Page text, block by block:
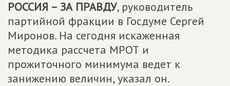
РОССИЯ – ЗА ПРАВДУ, руководитель
партийной фракции в Госдуме Сергей
Миронов. На сегодня искаженная
методика рассчета МРОТ и
прожиточного минимума ведет к
занижению величин, указал он.